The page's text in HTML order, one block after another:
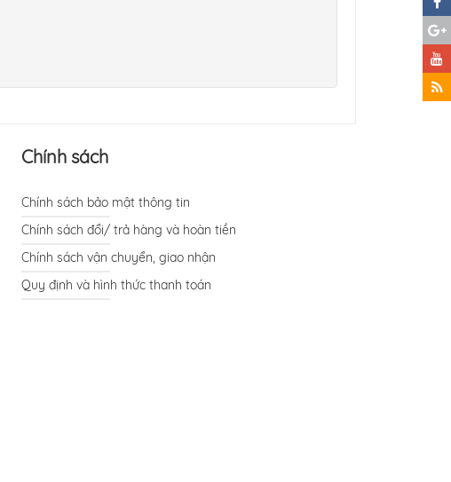
Chính sách
Chính sách bảo mật thông tin
Chính sách đổi/ trả hàng và hoàn tiền
Chính sách vận chuyển, giao nhận
Quy định và hình thức thanh toán